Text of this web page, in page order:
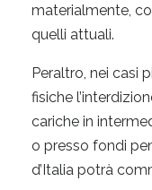
materialmente,
quelli attuali.
Peraltro, nei casi
fisiche
cariche in
o presso fondi
d’Italia potrà